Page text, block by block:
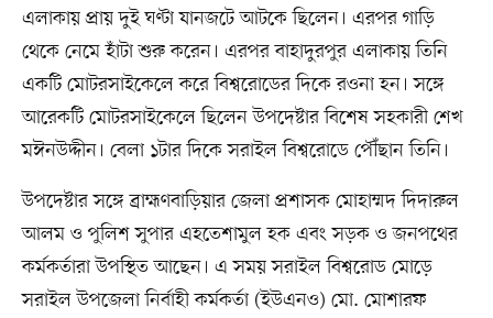
এলাকায় প্রায় দুই ঘণ্টা যানজটে আটকে ছিলেন। এরপর গাড়ি
থেকে নেমে হাঁটা শুরু করেন। এরপর বাহাদুরপুর এলাকায় তিনি
একটি মোটরসাইকেলে করে বিশ্বরোডের দিকে রওনা হন। সঙ্গে
আরেকটি মোটরসাইকেলে ছিলেন উপদেষ্টার বিশেষ সহকারী শেখ
মঈনউদ্দীন। বেলা ১টার দিকে সরাইল বিশ্বরোডে পৌঁছান তিনি।
উপদেষ্টার সঙ্গে ব্রাহ্মণবাড়িয়ার জেলা প্রশাসক মোহাম্মদ দিদারুল
আলম ও পুলিশ সুপার এহতেশামুল হক এবং সড়ক ও জনপথের
কর্মকর্তারা উপস্থিত আছেন। এ সময় সরাইল বিশ্বরোড মোড়ে
সরাইল উপজেলা নির্বাহী কর্মকর্তা (ইউএনও) মো. মোশারফ